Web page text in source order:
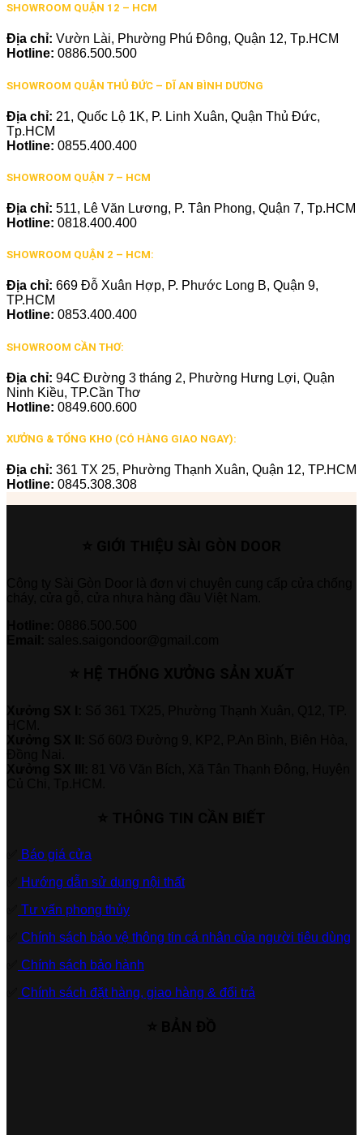
SHOWROOM QUẬN 12 – HCM
Địa chỉ: Vườn Lài, Phường Phú Đông, Quận 12, Tp.HCM
Hotline: 0886.500.500
SHOWROOM QUẬN THỦ ĐỨC – DĨ AN BÌNH DƯƠNG
Địa chỉ: 21, Quốc Lộ 1K, P. Linh Xuân, Quận Thủ Đức,
Tp.HCM
Hotline: 0855.400.400
SHOWROOM QUẬN 7 – HCM
Địa chỉ: 511, Lê Văn Lương, P. Tân Phong, Quận 7, Tp.HCM
Hotline: 0818.400.400
SHOWROOM QUẬN 2 – HCM:
Địa chỉ: 669 Đỗ Xuân Hợp, P. Phước Long B, Quận 9,
TP.HCM
Hotline: 0853.400.400
SHOWROOM CẦN THƠ:
Địa chỉ: 94C Đường 3 tháng 2, Phường Hưng Lợi, Quận
Ninh Kiều, TP.Cần Thơ
Hotline: 0849.600.600
XƯỞNG & TỔNG KHO (CÓ HÀNG GIAO NGAY):
Địa chỉ: 361 TX 25, Phường Thạnh Xuân, Quận 12, TP.HCM
Hotline: 0845.308.308
Báo giá cửa
Hướng dẫn sử dụng nội thất
Tư vấn phong thủy
Chính sách bảo vệ thông tin cá nhân của người tiêu dùng
Chính sách bảo hành
Chính sách đặt hàng, giao hàng & đổi trả